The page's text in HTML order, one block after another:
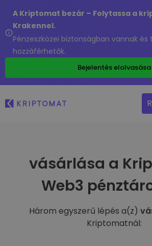
A Kriptomat bezár – Folytassa a
Krakennel.
Pénzeszközei biztonságban vannak
hozzáférhetők.
Bejelentés elolvasása
vásárlása a
Web3
Három egyszerű lépés a(z)
Kriptomatnál: